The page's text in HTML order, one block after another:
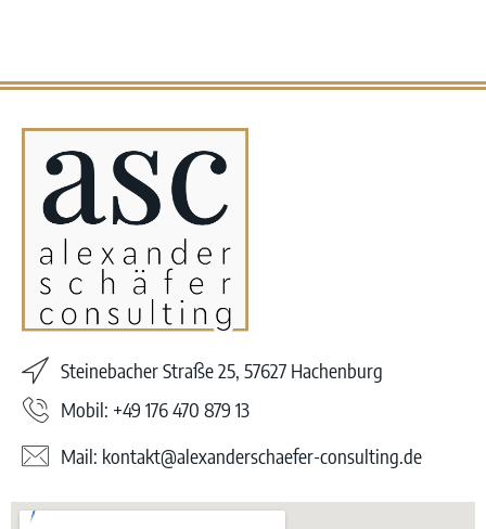
Steinebacher Straße 25, 57627 Hachenburg
Mobil: +49 176 470 879 13
Mail: kontakt@alexanderschaefer-consulting.de